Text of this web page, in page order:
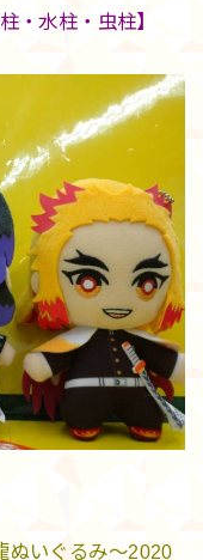
・水柱・虫柱】
ぬいぐるみ～2020